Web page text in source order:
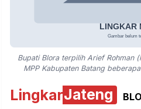
Bupati Blora terpilih Arief Rohman
MPP Kabupaten Batang
LingkarJateng